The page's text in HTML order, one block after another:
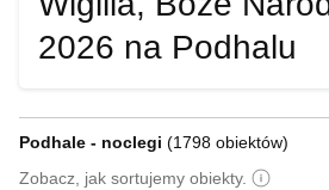
2026 na Podhalu
Podhale - noclegi (1798 obiektów)
Zobacz, jak sortujemy obiekty.